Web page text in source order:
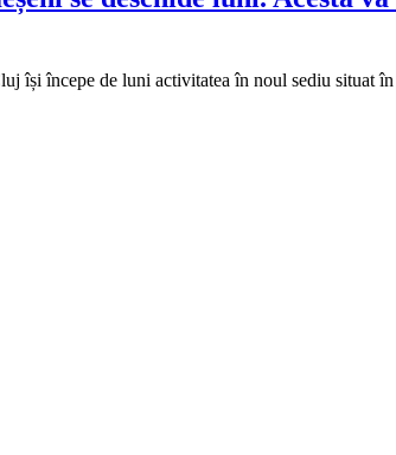
își începe de luni activitatea în noul sediu situat